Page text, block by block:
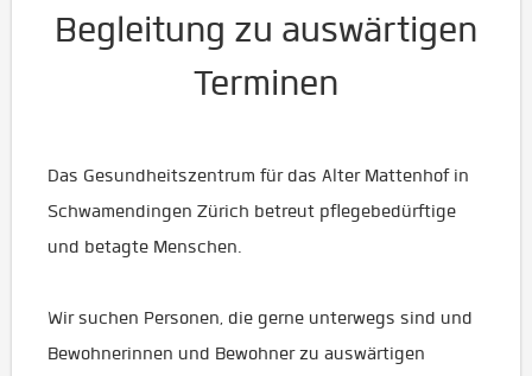
Begleitung zu auswärtigen
Terminen
Das Gesundheitszentrum für das Alter Mattenhof in
Schwamendingen Zürich betreut pflegebedürftige
und betagte Menschen.
Wir suchen Personen, die gerne unterwegs sind und
Bewohnerinnen und Bewohner zu auswärtigen